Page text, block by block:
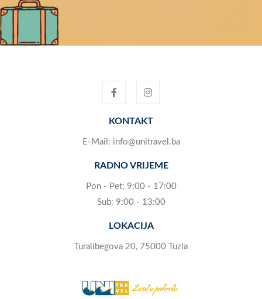
KONTAKT
E-Mail: info@unitravel.ba
RADNO VRIJEME
Pon - Pet: 9:00 - 17:00
Sub: 9:00 - 13:00
LOKACIJA
Turalibegova 20, 75000 Tuzla